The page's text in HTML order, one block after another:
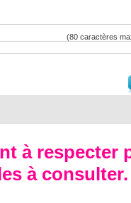
(80 caractères
à respecter
à consulter.